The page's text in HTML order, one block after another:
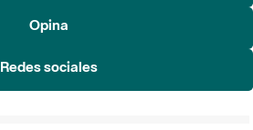
Opina
Redes sociales